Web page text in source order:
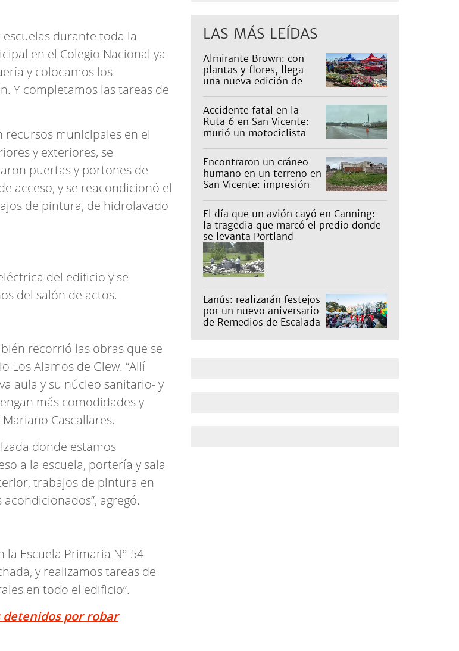
durante toda la
en el Colegio Nacional ya
y colocamos los
Y completamos las tareas de
municipales en el
y exteriores, se
puertas y portones de
acceso, y se reacondicionó el
de pintura, de hidrolavado
del edificio y se
del salón de actos.
recorrió las obras que se
Los Alamos de Glew. “Allí
aula y su núcleo sanitario- y
más comodidades y
Cascallares.
donde estamos
a la escuela, portería y sala
trabajos de pintura en
agregó.
Escuela Primaria N° 54
y realizamos tareas de
en todo el edificio”.
por robar
LAS MÁS LEÍDAS
Almirante Brown: con
plantas y flores, llega
una nueva edición de
Accidente fatal en la
Ruta 6 en San Vicente:
murió un motociclista
Encontraron un cráneo
humano en un terreno en
San Vicente: impresión
El día que un avión cayó en Canning:
la tragedia que marcó el predio donde hoy
se levanta Portland
Lanús: realizarán festejos
por un nuevo aniversario
de Remedios de Escalada